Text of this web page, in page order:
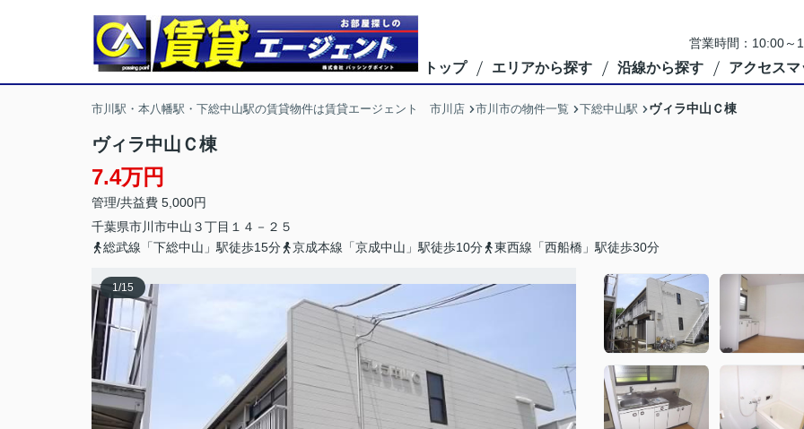
営業時間：10:00～
トップ エリアから探す 沿線から探す アクセスマ
市川駅・本八幡駅・下総中山駅の賃貸物件は賃貸エージェント 市川店 市川市の物件一覧 下総中山駅 ヴィラ中山Ｃ棟
ヴィラ中山Ｃ棟
7.4万円
管理/共益費 5,000円
千葉県市川市中山 ３丁目１４－２５
総武線「下総中山」駅徒歩15分
京成本線「京成中山」駅徒歩10分 東西線「西船橋」駅徒歩30分
1/15